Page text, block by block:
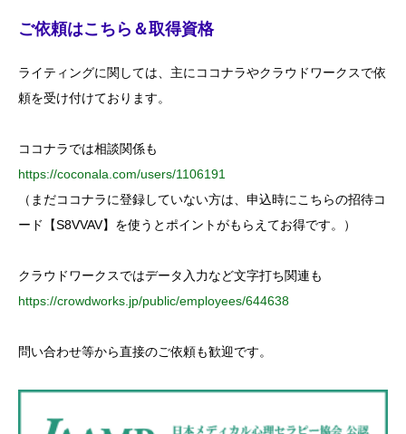
c
h
o
:
ご依頼はこちら＆取得資格
ライティングに関しては、主にココナラやクラウドワークスで依
頼を受け付けております。
ココナラでは相談関係も
https://coconala.com/users/1106191
（まだココナラに登録していない方は、申込時にこちらの招待コ
ード【S8VVAV】を使うとポイントがもらえてお得です。）
クラウドワークスではデータ入力など文字打ち関連も
https://crowdworks.jp/public/employees/644638
問い合わせ等から直接のご依頼も歓迎です。